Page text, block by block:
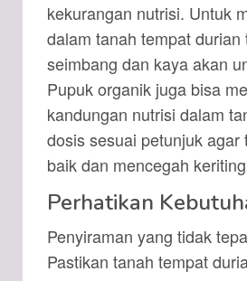
kekurangan nutrisi. Untuk
dalam tanah tempat
seimbang dan kaya akan
Pupuk organik juga bisa
kandungan nutrisi dalam
dosis sesuai petunjuk
baik dan mencegah
Perhatikan
Penyiraman yang tidak
Pastikan tanah tempat